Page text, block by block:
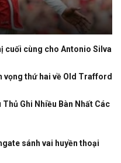
cuối cùng cho Antonio Silva
vọng thứ hai về Old Trafford
Thủ Ghi Nhiều Bàn Nhất Các
sánh vai huyền thoại